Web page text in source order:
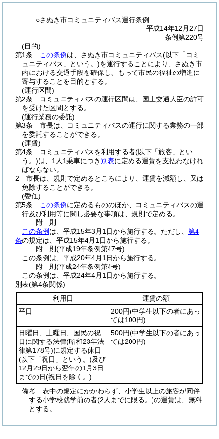
○さぬき市コミュニティバス運行条例
平成14年12月27日
条例第220号
(目的)
第1条
この条例 は、さぬき市コミュニティバス(以下「コミ
ュニティバス」という。)を運行することにより、さぬき市
内における交通手段を確保し、もって市民の福祉の増進に
寄与することを目的とする。
(運行区間)
第2条
コミュニティバスの運行区間は、国土交通大臣の許可
を受けた区間とする。
(運行業務の委託)
第3条
市長は、コミュニティバスの運行に関する業務の一部
を委託することができる。
(運賃)
第4条
コミュニティバスを利用する者(以下「旅客」とい
う。)は、1人1乗車につき 別表に定める運賃を支払わなけれ
ばならない。
2
市長は、規則で定めるところにより、運賃を減額し、又は
免除することができる。
(委任)
第5条
この条例 に定めるもののほか、コミュニティバスの運
行及び利用等に関し必要な事項は、規則で定める。
附 則
この条例 は、平成15年3月1日から施行する。 ただし、 第4
条の規定は、平成15年4月1日から施行する。
附 則(平成19年条例第47号)
この条例は、平成20年4月1日から施行する。
附 則(平成24年条例第4号)
この条例は、平成24年4月1日から施行する。
別表(第4条関係)
利用日
運賃の額
平日
200円(中学生以下の者にあっ
ては100円)
日曜日、土曜日、国民の祝
日に関する法律(昭和23年法
律第178号)に規定する休日
(以下「祝日」という。)及び
12月29日から翌年の1月3日
までの日(祝日を除く。)
500円(中学生以下の者にあっ
ては200円)
備考 表中の規定にかかわらず、小学生以上の旅客が同伴
する小学校就学前の者(2人までに限る。)の運賃は、無料
とする。